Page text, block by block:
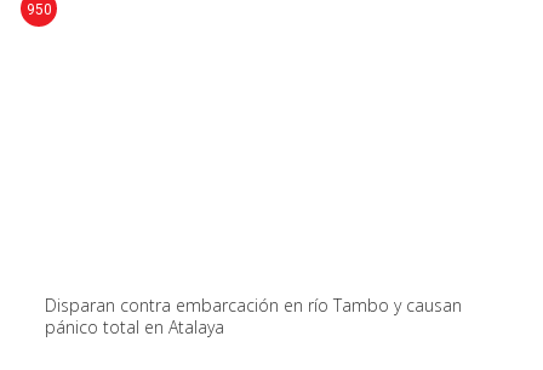
Disparan contra embarcación en río Tambo y causan
pánico total en Atalaya
950